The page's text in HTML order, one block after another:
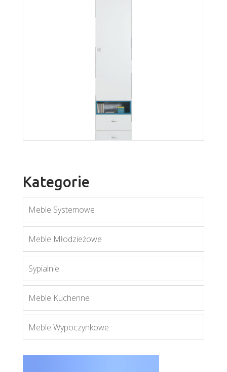
Mobi MO3
Kategorie
Meble Systemowe
Meble Młodzieżowe
Sypialnie
Meble Kuchenne
Meble Wypoczynkowe